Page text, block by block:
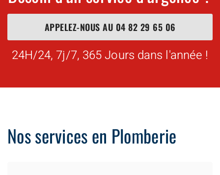
APPELEZ-NOUS AU 04 82 29 65 06
24H/24, 7j/7, 365 Jours dans l'année !
Nos services en Plomberie